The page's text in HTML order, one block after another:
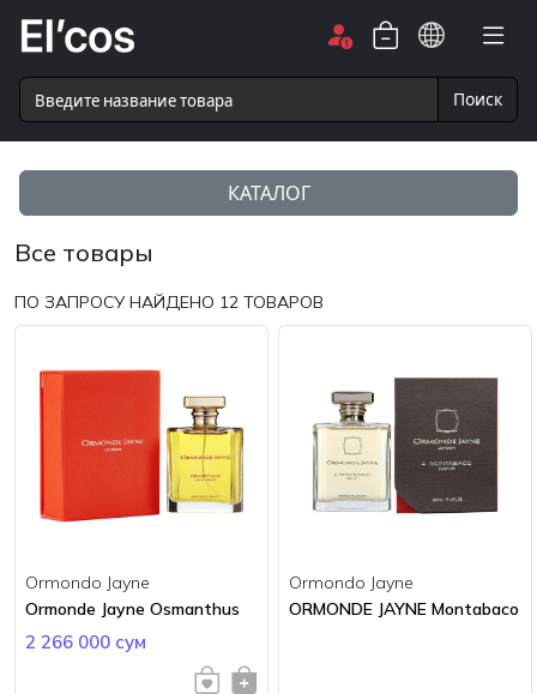
Поиск
КАТАЛОГ
Все товары
ПО ЗАПРОСУ НАЙДЕНО 12 ТОВАРОВ
Ormondo Jayne
Ormonde Jayne Osmanthus
2 266 000 сум
Ormondo Jayne
ORMONDE JAYNE Montabaco